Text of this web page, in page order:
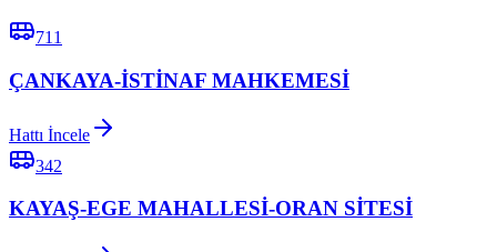
711
ÇANKAYA-İSTİNAF MAHKEMESİ
Hattı İncele
342
KAYAŞ-EGE MAHALLESİ-ORAN SİTESİ